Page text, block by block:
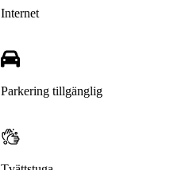
Internet
Parkering tillgänglig